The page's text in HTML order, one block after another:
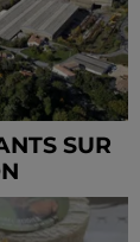
SUR